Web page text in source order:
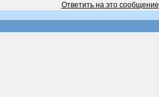
Ответить на это сообщение